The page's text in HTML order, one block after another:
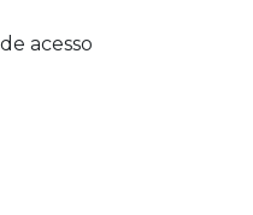
acesso